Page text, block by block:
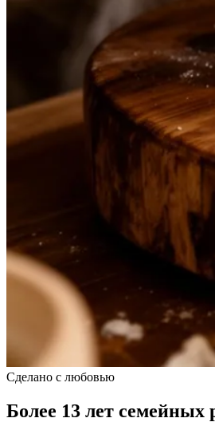
Сделано с любовью
Более 13 лет семейных